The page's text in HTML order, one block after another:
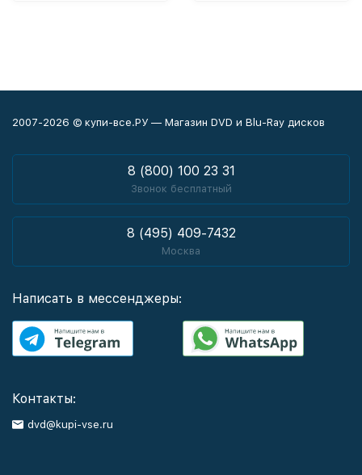
2007-2026 © купи-все.РУ — Магазин DVD и Blu-Ray дисков
8 (800) 100 23 31
Звонок бесплатный
8 (495) 409-7432
Москва
Написать в мессенджеры:
Контакты:
dvd@kupi-vse.ru